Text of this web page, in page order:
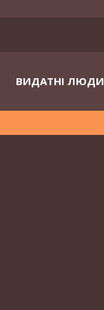
ВИДАТНІ ЛЮДИ